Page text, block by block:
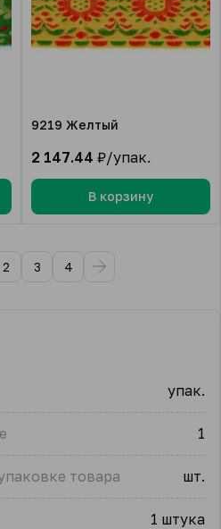
9219 Желтый
2 147.44 ₽/упак.
В корзину
2 3 4
упак.
1
товара шт.
1 штука